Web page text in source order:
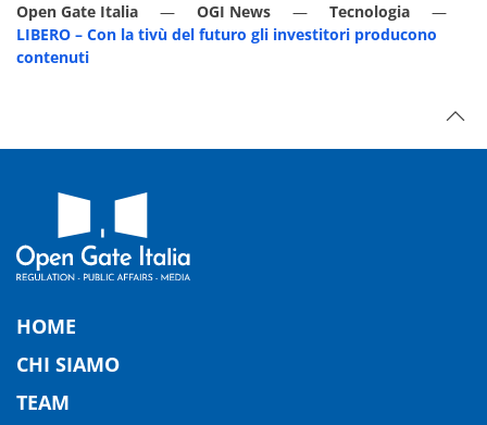
Open Gate Italia OGI News
Tecnologia
LIBERO – Con la tivù del futuro gli investitori producono
contenuti
HOME
CHI SIAMO
TEAM